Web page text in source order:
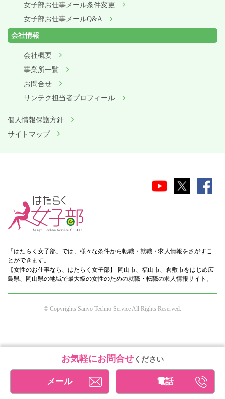
お気軽にお問合せ ください
メール 電話
女子部お仕事メール条件変更
女子部お仕事メールQ&A
会社情報
会社概要
事業所一覧
お問合せ
サンテク担当者プロフィール
個人情報保護方針
サイトマップ
「はたらく女子部」では、様々な条件から転職・就職・求人情報をさがすこ
とができます。
【女性のお仕事なら、はたらく女子部】 岡山市、福山市、倉敷市をはじめ広
島県、岡山県の地域で最大級の女性のための就職・転職の求人情報サイト。
© Copyrights Sanyo Techno Service All Rights Reserved.